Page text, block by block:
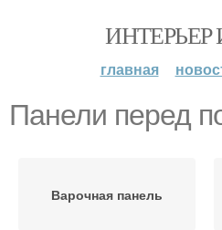
ИНТЕРЬЕР
главная
Панели перед
Варочная панель